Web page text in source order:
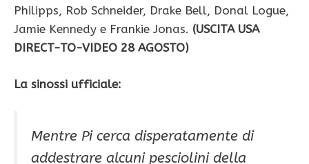
Philipps, Rob Schneider, Drake Bell, Donal Logue,
Jamie Kennedy e Frankie Jonas. (USCITA USA
DIRECT-TO-VIDEO 28 AGOSTO)
La sinossi ufficiale:
Mentre Pi cerca disperatamente di
addestrare alcuni pesciolini della